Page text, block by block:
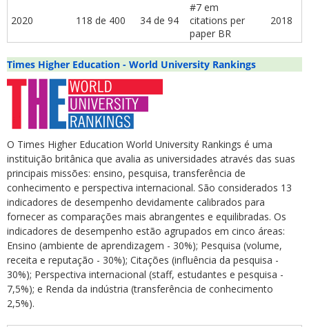
2020 118 de 400 34 de 94
#7 em
citations per
paper BR
2018
Times Higher Education - World University Rankings
O Times Higher Education World University Rankings é uma
instituição britânica que avalia as universidades através das suas
principais missões: ensino, pesquisa, transferência de
conhecimento e perspectiva internacional. São considerados 13
indicadores de desempenho devidamente calibrados para
fornecer as comparações mais abrangentes e equilibradas. Os
indicadores de desempenho estão agrupados em cinco áreas:
Ensino (ambiente de aprendizagem - 30%); Pesquisa (volume,
receita e reputação - 30%); Citações (influência da pesquisa -
30%); Perspectiva internacional (staff, estudantes e pesquisa -
7,5%); e Renda da indústria (transferência de conhecimento
2,5%).